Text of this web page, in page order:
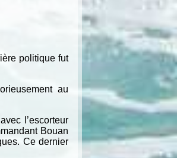
politique fut
au
l’escorteur
Bouan
Ce dernier